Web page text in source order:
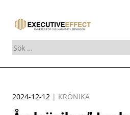
Sök
efter:
to
2024-12-12 | KRÖNIKA